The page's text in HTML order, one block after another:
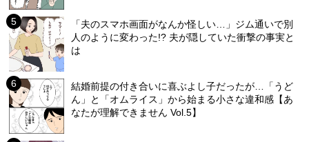
「夫のスマホ画面がなんか怪しい…」ジム通いで別
人のように変わった!? 夫が隠していた衝撃の事実と
は
結婚前提の付き合いに喜ぶよし子だったが…「うど
ん」と「オムライス」から始まる小さな違和感【あ
なたが理解できません Vol.5】